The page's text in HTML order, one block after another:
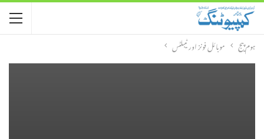
ہوم پیج موبائل فونز اور ٹیبلٹس